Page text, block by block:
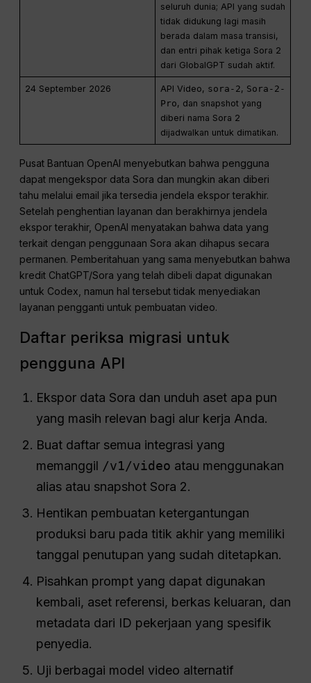
seluruh dunia; API yang sudah
tidak didukung lagi masih
berada dalam masa transisi,
dan entri pihak ketiga Sora 2
dari GlobalGPT sudah aktif.
24 September 2026 API Video, sora-2, Sora-2-
Pro, dan snapshot yang
diberi nama Sora 2
dijadwalkan untuk dimatikan.
Pusat Bantuan OpenAI menyebutkan bahwa pengguna
dapat mengekspor data Sora dan mungkin akan diberi
tahu melalui email jika tersedia jendela ekspor terakhir.
Setelah penghentian layanan dan berakhirnya jendela
ekspor terakhir, OpenAI menyatakan bahwa data yang
terkait dengan penggunaan Sora akan dihapus secara
permanen. Pemberitahuan yang sama menyebutkan bahwa
kredit ChatGPT/Sora yang telah dibeli dapat digunakan
untuk Codex, namun hal tersebut tidak menyediakan
layanan pengganti untuk pembuatan video.
Daftar periksa migrasi untuk
pengguna API
Ekspor data Sora dan unduh aset apa pun
yang masih relevan bagi alur kerja Anda.
Buat daftar semua integrasi yang
memanggil /v1/video atau menggunakan
alias atau snapshot Sora 2.
Hentikan pembuatan ketergantungan
produksi baru pada titik akhir yang memiliki
tanggal penutupan yang sudah ditetapkan.
Pisahkan prompt yang dapat digunakan
kembali, aset referensi, berkas keluaran, dan
metadata dari ID pekerjaan yang spesifik
penyedia.
Uji berbagai model video alternatif